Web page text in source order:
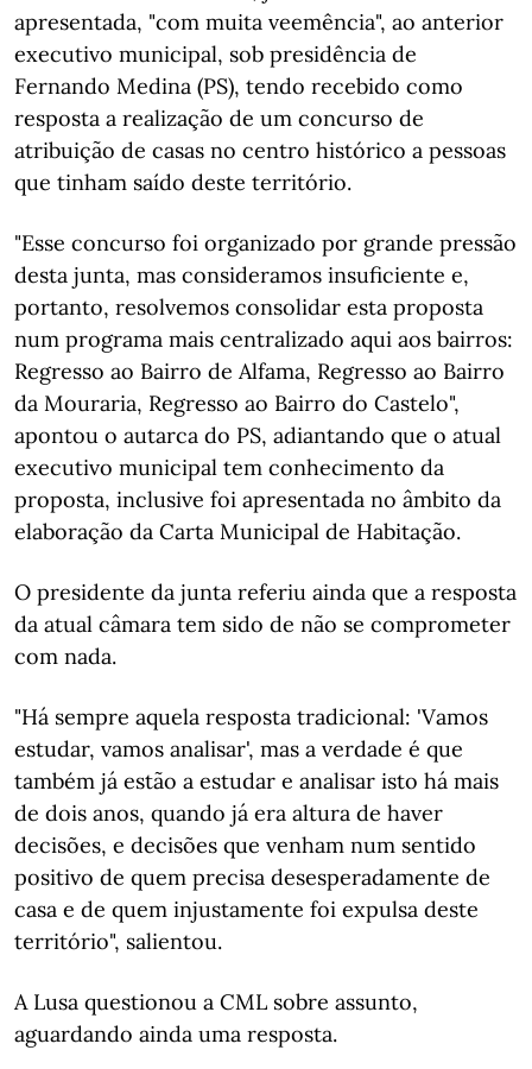
apresentada, "com muita veemência", ao anterior
executivo municipal, sob presidência de
Fernando Medina (PS), tendo recebido como
resposta a realização de um concurso de
atribuição de casas no centro histórico a pessoas
que tinham saído deste território.
"Esse concurso foi organizado por grande pressão
desta junta, mas consideramos insuficiente e,
portanto, resolvemos consolidar esta proposta
num programa mais centralizado aqui aos bairros:
Regresso ao Bairro de Alfama, Regresso ao Bairro
da Mouraria, Regresso ao Bairro do Castelo",
apontou o autarca do PS, adiantando que o atual
executivo municipal tem conhecimento da
proposta, inclusive foi apresentada no âmbito da
elaboração da Carta Municipal de Habitação.
O presidente da junta referiu ainda que a resposta
da atual câmara tem sido de não se comprometer
com nada.
"Há sempre aquela resposta tradicional: 'Vamos
estudar, vamos analisar', mas a verdade é que
também já estão a estudar e analisar isto há mais
de dois anos, quando já era altura de haver
decisões, e decisões que venham num sentido
positivo de quem precisa desesperadamente de
casa e de quem injustamente foi expulsa deste
território", salientou.
A Lusa questionou a CML sobre assunto,
aguardando ainda uma resposta.